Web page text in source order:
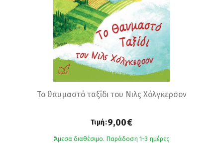
Το θαυμαστό ταξίδι του Νιλς Χόλγκερσον
Τιμή:9,00€
Άμεσα διαθέσιμο. Παράδοση 1-3 ημέρες